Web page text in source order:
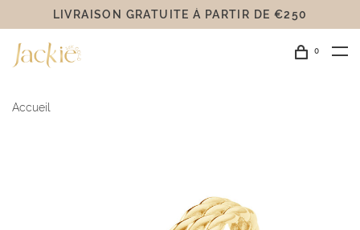
LIVRAISON GRATUITE Á PARTIR DE €250
0
Accueil